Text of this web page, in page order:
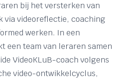
bij het versterken van
via videoreflectie, coaching
werken. In een
een team van leraren samen
VideoKLuB-coach volgens
video-ontwikkelcyclus,